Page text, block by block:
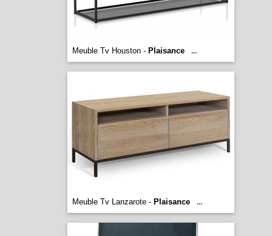
Meuble Tv Houston - Plaisance ...
Meuble Tv Lanzarote - Plaisance ...